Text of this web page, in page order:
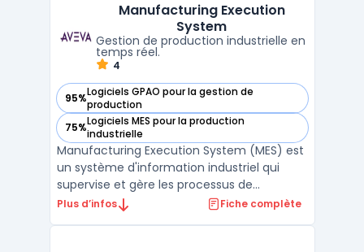
maintenance, exploitants immobiliers,
services industriels ...
Manufacturing Execution
System
Gestion de production industrielle en
temps réel.
4
95%Logiciels GPAO pour la gestion de
production
— voir Manufacturing Execution System dans cette
75%Logiciels MES pour la production
industrielle
— voir Manufacturing Execution System dans cette
Manufacturing Execution System (MES) est
un système d'information industriel qui
supervise et gère les processus de
production en temps réel. Il collecte,
Plus d’infos Fiche complète